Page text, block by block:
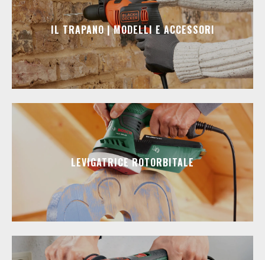
IL TRAPANO | MODELLI E ACCESSORI
LEVIGATRICE ROTORBITALE